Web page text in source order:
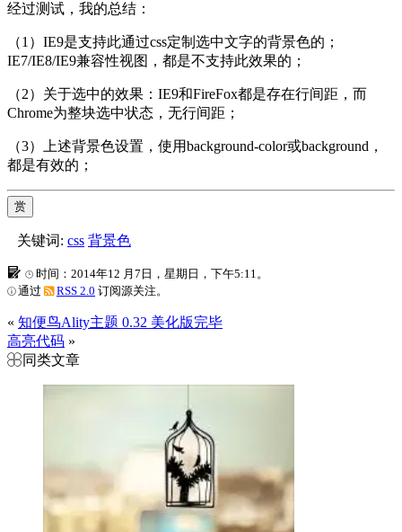
经过测试，我的总结：
（1）IE9是支持此通过css定制选中文字的背景色的；
IE7/IE8/IE9兼容性视图，都是不支持此效果的；
（2）关于选中的效果：IE9和FireFox都是存在行间距，而
Chrome为整块选中状态，无行间距；
（3）上述背景色设置，使用background-color或background，
都是有效的；
赏
关键词: css 背景色
时间：2014年12 月7日，星期日，下午5:11。
通过
RSS 2.0 订阅源关注。
« 知便鸟Ality主题 0.32 美化版完毕
高亮代码 »
同类文章